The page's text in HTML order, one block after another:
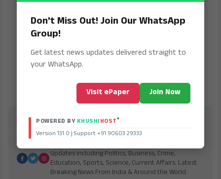
Bharath Vaibhav
is Digital Online Newspaper, Publishing Platform
Updates including Politics, Business, Crime,
Education, Sports, Science, Current Affairs. Latest
Breaking News From India & Around the World.
Don't Miss Out! Join Our WhatsApp
Group!
Get latest news updates delivered straight to
your WhatsApp.
Visit ePaper Join Now
POWERED BY KHUSHIHOST®
Version 131.0 | Support +91 90603 29333